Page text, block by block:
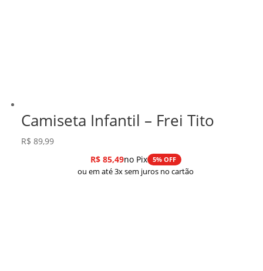
Camiseta Infantil – Frei Tito
R$ 89,99
R$85,49no Pix 5% OFF
ou em até 3x sem juros no cartão